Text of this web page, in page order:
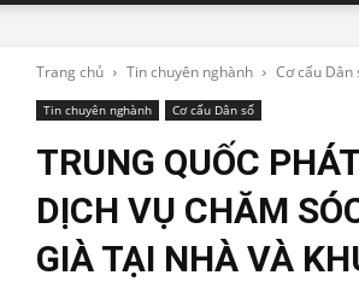
Trang chủ Tin chuyên nghành Cơ cấu Dân
Tin chuyên nghành Cơ cấu Dân số
TRUNG QUỐC
DỊCH VỤ CHĂM
GIÀ TẠI NHÀ VÀ